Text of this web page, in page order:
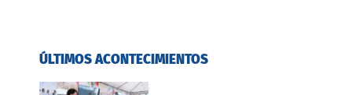
ÚLTIMOS ACONTECIMIENTOS